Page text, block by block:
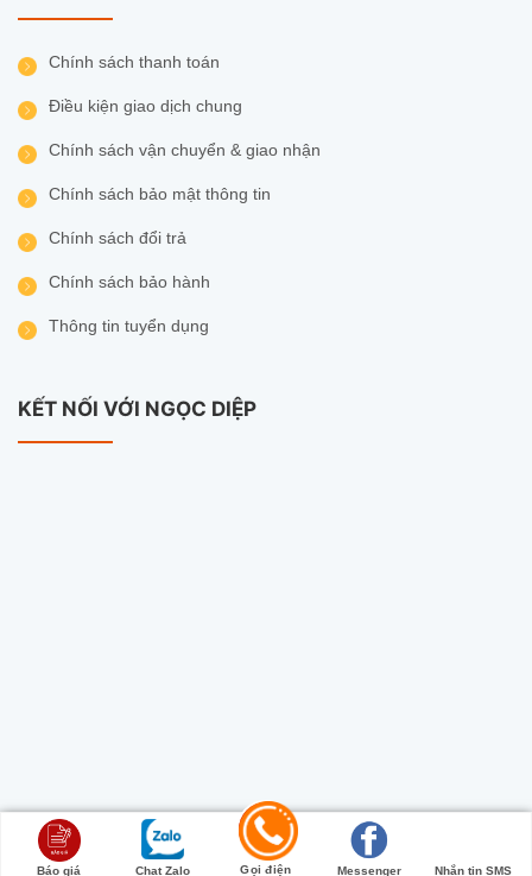
Chính sách thanh toán
Điều kiện giao dịch chung
Chính sách vận chuyển & giao nhận
Chính sách bảo mật thông tin
Chính sách đổi trả
Chính sách bảo hành
Thông tin tuyển dụng
KẾT NỐI VỚI NGỌC DIỆP
Copyright 2026 ©Camera Ngọc Diệp
Báo giá Chat Zalo Gọi điện Messenger Nhắn tin SMS